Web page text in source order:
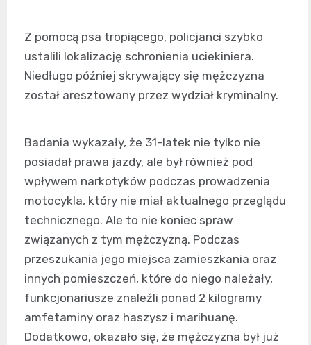
Z pomocą psa tropiącego, policjanci szybko
ustalili lokalizację schronienia uciekiniera.
Niedługo później skrywający się mężczyzna
został aresztowany przez wydział kryminalny.
Badania wykazały, że 31-latek nie tylko nie
posiadał prawa jazdy, ale był również pod
wpływem narkotyków podczas prowadzenia
motocykla, który nie miał aktualnego przeglądu
technicznego. Ale to nie koniec spraw
związanych z tym mężczyzną. Podczas
przeszukania jego miejsca zamieszkania oraz
innych pomieszczeń, które do niego należały,
funkcjonariusze znaleźli ponad 2 kilogramy
amfetaminy oraz haszysz i marihuanę.
Dodatkowo, okazało się, że mężczyzna był już